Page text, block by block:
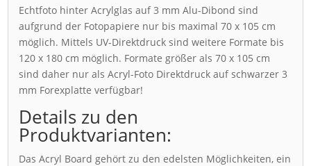
Echtfoto hinter Acrylglas auf 3 mm Alu-Dibond sind
aufgrund der Fotopapiere nur bis maximal 70 x 105 cm
möglich. Mittels UV-Direktdruck sind weitere Formate bis
120 x 180 cm möglich. Formate größer als 70 x 105 cm
sind daher nur als Acryl-Foto Direktdruck auf schwarzer 3
mm Forexplatte verfügbar!
Details zu den
Produktvarianten:
Das Acryl Board gehört zu den edelsten Möglichkeiten, ein